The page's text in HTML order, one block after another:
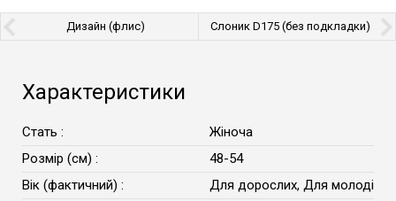
Слоник D175 (без подкладки)
Дизайн (флис)
Характеристики
Стать :
Жіноча
Розмір (см) :
48-54
Вік (фактичний) :
Для дорослих, Для молоді